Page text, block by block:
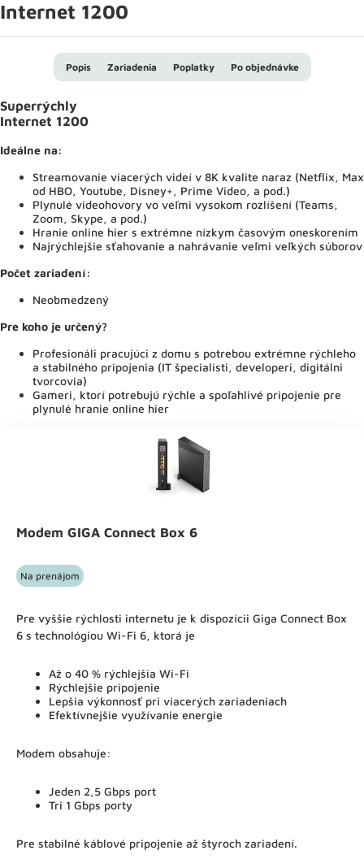
Internet 1200
Popis Zariadenia Poplatky Po objednávke
Superrýchly
Internet 1200
Ideálne na:
Streamovanie viacerých videí v 8K kvalite naraz (Netflix, Max
od HBO, Youtube, Disney+, Prime Video, a pod.)
Plynulé videohovory vo veľmi vysokom rozlíšení (Teams,
Zoom, Skype, a pod.)
Hranie online hier s extrémne nízkym časovým oneskorením
Najrýchlejšie sťahovanie a nahrávanie veľmi veľkých súborov
Počet zariadení:
Neobmedzený
Pre koho je určený?
Profesionáli pracujúci z domu s potrebou extrémne rýchleho
a stabilného pripojenia (IT špecialisti, developeri, digitálni
tvorcovia)
Gameri, ktorí potrebujú rýchle a spoľahlivé pripojenie pre
plynulé hranie online hier
Modem GIGA Connect Box 6
Na prenájom
Pre vyššie rýchlosti internetu je k dispozícii Giga Connect Box
6 s technológiou Wi-Fi 6, ktorá je
Až o 40 % rýchlejšia Wi-Fi
Rýchlejšie pripojenie
Lepšia výkonnosť pri viacerých zariadeniach
Efektívnejšie využívanie energie
Modem obsahuje:
Jeden 2,5 Gbps port
Tri 1 Gbps porty
Pre stabilné káblové pripojenie až štyroch zariadení.